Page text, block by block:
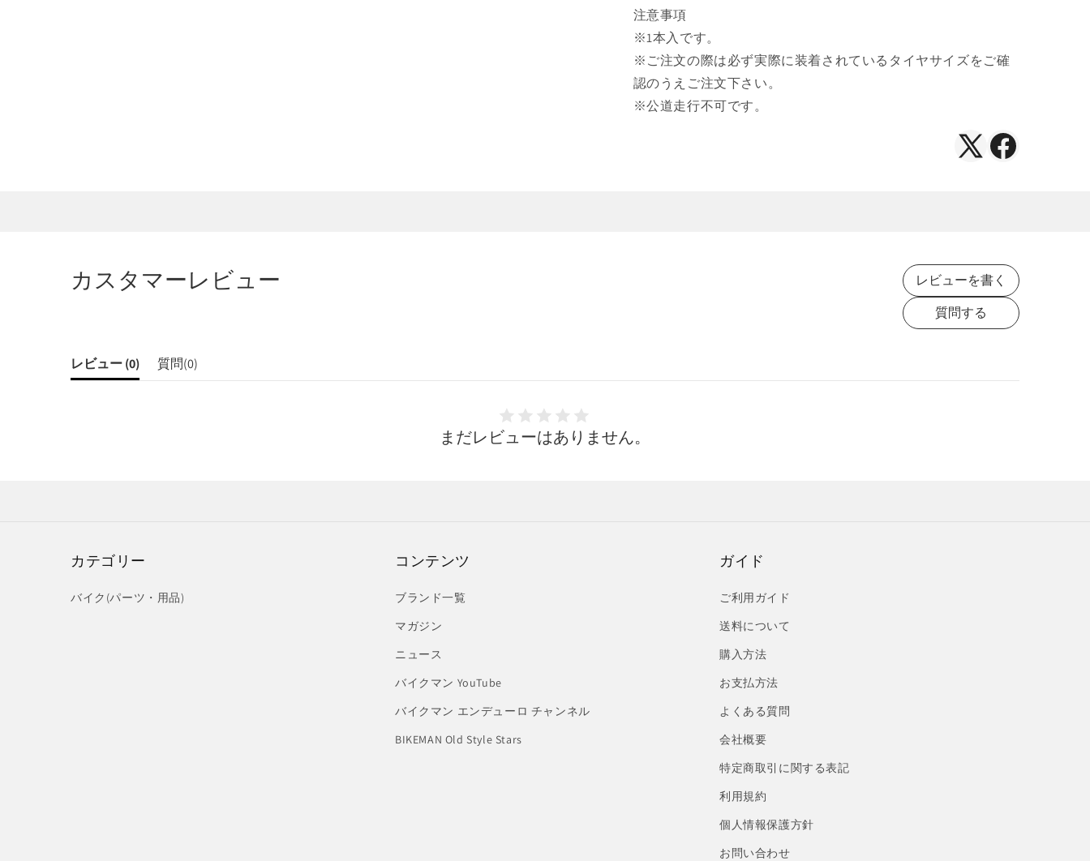
注意事項
※1本入です。
※ご注文の際は必ず実際に装着されているタイヤサイズをご確
認のうえご注文下さい。
※公道走行不可です。
X（Twitter）
Facebook
カスタマーレビュー レビューを書く
質問する
レビュー (0) 質問(0)
まだレビューはありません。
カテゴリー
バイク(パーツ・用品)
コンテンツ
ブランド一覧
マガジン
ニュース
バイクマン YouTube
バイクマン エンデューロ チャンネル
BIKEMAN Old Style Stars
ガイド
ご利用ガイド
送料について
購入方法
お支払方法
よくある質問
会社概要
特定商取引に関する表記
利用規約
個人情報保護方針
お問い合わせ